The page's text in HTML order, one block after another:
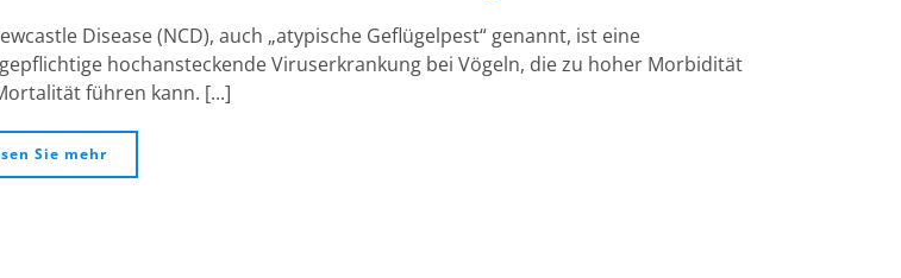
Disease (NCD), auch „atypische Geflügelpest“ genannt, ist eine
hochansteckende Viruserkrankung bei Vögeln, die zu hoher Morbidität
führen kann. [...]
Sie mehr